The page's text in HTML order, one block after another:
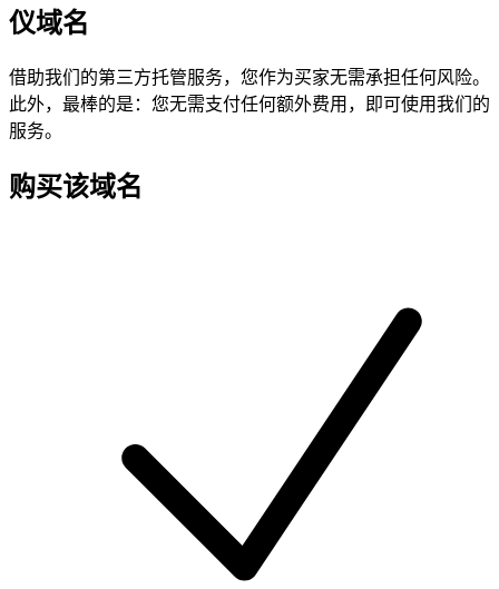
仪域名
借助我们的第三方托管服务，您作为买家无需承担任何风险。
此外，最棒的是：您无需支付任何额外费用，即可使用我们的
服务。
购买该域名